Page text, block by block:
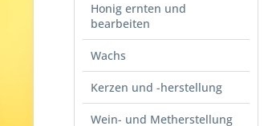
Honig ernten und
bearbeiten
Wachs
Kerzen und -herstellung
Wein- und Metherstellung